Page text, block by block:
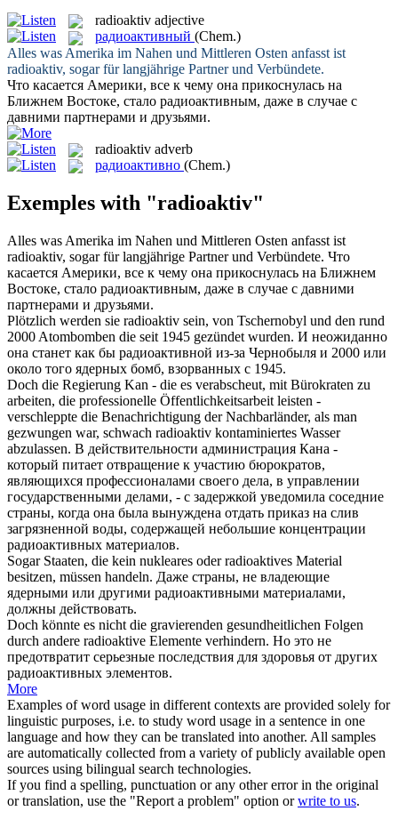
radioaktiv adjective
радиоактивный (Chem.)
Alles was Amerika im Nahen und Mittleren Osten anfasst ist
radioaktiv, sogar für langjährige Partner und Verbündete.
Что касается Америки, все к чему она прикоснулась на
Ближнем Востоке, стало радиоактивным, даже в случае с
давними партнерами и друзьями.
radioaktiv adverb
радиоактивно (Chem.)
Exemples with "radioaktiv"
Alles was Amerika im Nahen und Mittleren Osten anfasst ist
radioaktiv, sogar für langjährige Partner und Verbündete. Что
касается Америки, все к чему она прикоснулась на Ближнем
Востоке, стало радиоактивным, даже в случае с давними
партнерами и друзьями.
Plötzlich werden sie radioaktiv sein, von Tschernobyl und den rund
2000 Atombomben die seit 1945 gezündet wurden. И неожиданно
она станет как бы радиоактивной из-за Чернобыля и 2000 или
около того ядерных бомб, взорванных с 1945.
Doch die Regierung Kan - die es verabscheut, mit Bürokraten zu
arbeiten, die professionelle Öffentlichkeitsarbeit leisten -
verschleppte die Benachrichtigung der Nachbarländer, als man
gezwungen war, schwach radioaktiv kontaminiertes Wasser
abzulassen. В действительности администрация Кана -
который питает отвращение к участию бюрократов,
являющихся профессионалами своего дела, в управлении
государственными делами, - с задержкой уведомила соседние
страны, когда она была вынуждена отдать приказ на слив
загрязненной воды, содержащей небольшие концентрации
радиоактивных материалов.
Sogar Staaten, die kein nukleares oderradioaktives Material
besitzen, müssen handeln. Даже страны, не владеющие
ядерными или другими радиоактивными материалами,
должны действовать.
Doch könnte es nicht die gravierenden gesundheitlichen Folgen
durch andere radioaktive Elemente verhindern. Но это не
предотвратит серьезные последствия для здоровья от других
радиоактивных элементов.
More
Examples of word usage in different contexts are provided solely for
linguistic purposes, i.e. to study word usage in a sentence in one
language and how they can be translated into another. All samples
are automatically collected from a variety of publicly available open
sources using bilingual search technologies.
If you find a spelling, punctuation or any other error in the original
or translation, use the "Report a problem" option orwrite to us.